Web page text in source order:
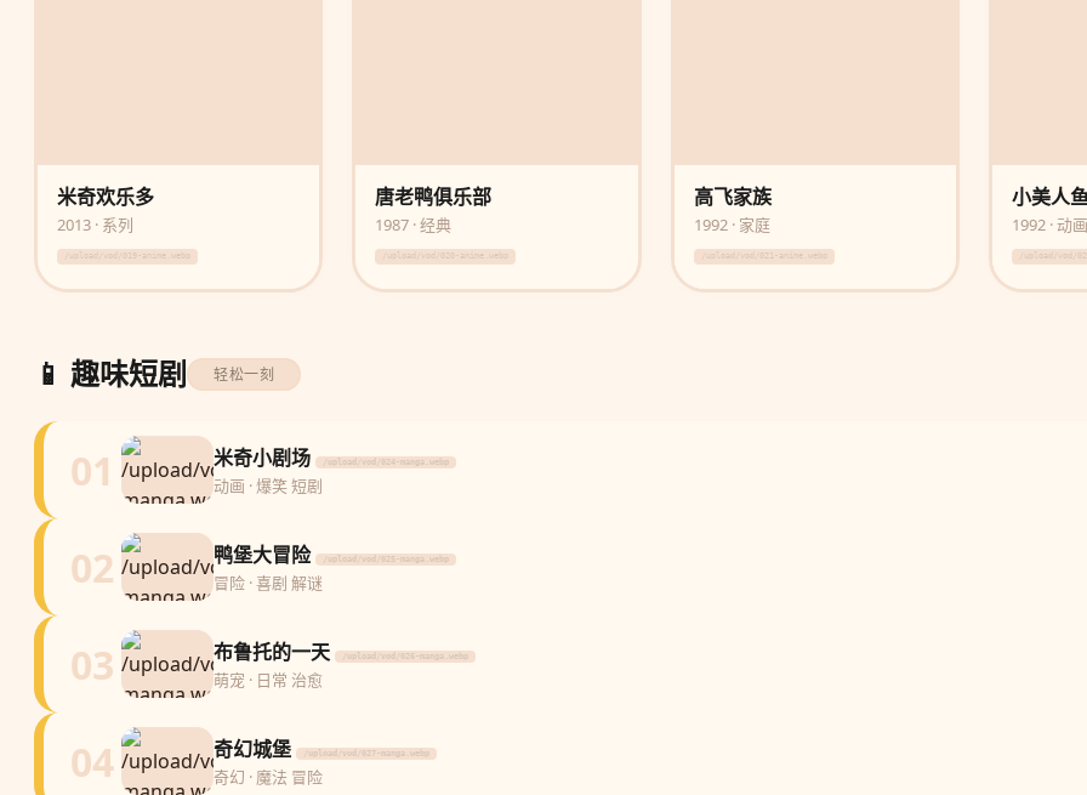
米奇欢乐多
2013 · 系列
/upload/vod/019-anime.webp
唐老鸭俱乐部
1987 · 经典
/upload/vod/020-anime.webp
高飞家族
1992 · 家庭
/upload/vod/021-anime.webp
小美人
1992 · 动
/upload/vod/
📱 趣味短剧 轻松一刻
01 米奇小剧场 /upload/vod/024-manga.webp
动画 · 爆笑 短剧
02 鸭堡大冒险 /upload/vod/025-manga.webp
冒险 · 喜剧 解谜
03 布鲁托的一天 /upload/vod/026-manga.webp
萌宠 · 日常 治愈
04 奇幻城堡 /upload/vod/027-manga.webp
奇幻 · 魔法 冒险